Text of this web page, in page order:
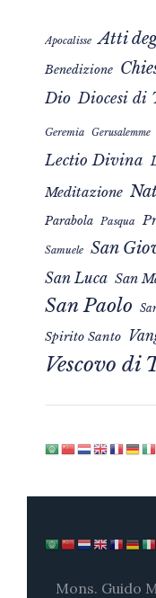
Apocalisse Atti
Benedizione
Dio Diocesi di
Geremia Gerusalemme
Lectio Divina
Meditazione
Parabola Pasqua
Samuele San
San Luca San
San Paolo
Spirito Santo
Vescovo di
Mons. Guido